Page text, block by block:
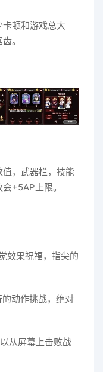
顿和游戏总大
。
，武器栏，技能
+5AP上限。
效果祝福，指尖的
动作挑战，绝对
从屏幕上击败战